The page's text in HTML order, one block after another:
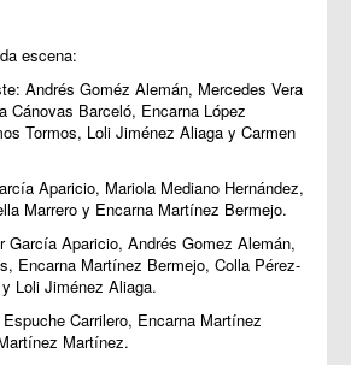
escena:
Andrés Goméz Alemán, Mercedes Vera
Cánovas Barceló, Encarna López
Tormos, Loli Jiménez Aliaga y Carmen
Aparicio, Mariola Mediano Hernández,
Marrero y Encarna Martínez Bermejo.
García Aparicio, Andrés Gomez Alemán,
Encarna Martínez Bermejo, Colla Pérez-
Loli Jiménez Aliaga.
Carrilero, Encarna Martínez
Martínez.